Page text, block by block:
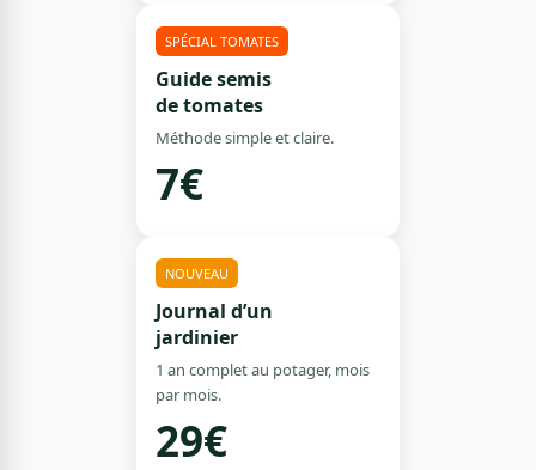
SPÉCIAL TOMATES
Guide semis
de tomates
Méthode simple et claire.
7€
NOUVEAU
Journal d’un
jardinier
1 an complet au potager, mois
par mois.
29€